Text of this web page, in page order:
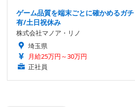
ゲーム品質を端末ごとに確かめるガ
有/土日祝休み
株式会社マノア・リノ
埼玉県
月給25万円～30万円
正社員